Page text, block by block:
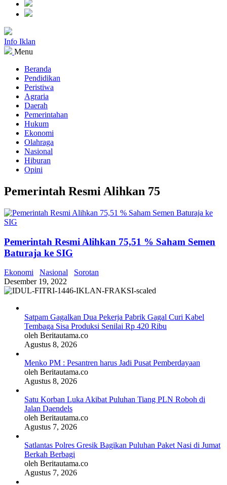
Info Iklan
Menu
Beranda
Pendidikan
Peristiwa
Agraria
Daerah
Pemerintahan
Hukum
Ekonomi
Olahraga
Nasional
Hiburan
Opini
Pemerintah Resmi Alihkan 75
Pemerintah Resmi Alihkan 75,51 % Saham Semen
Baturaja ke SIG
Ekonomi Nasional
Sorotan
Desember 19, 2022
Satpam Gagalkan Dua Pekerja Pabrik Gagal Curi Kabel
Tembaga Sisa Produksi Senilai Rp 420 Ribu
oleh Beritautama.co
Agustus 8, 2026
Menko PM : Pesantren harus Jadi Pusat Pemberdayaan
oleh Beritautama.co
Agustus 8, 2026
Satu Korban Luka Akibat Puluhan Tiang PLN Roboh di
Jalan Daendels
oleh Beritautama.co
Agustus 7, 2026
Satlantas Polres Gresik Bagikan Puluhan Paket Nasi di Jumat
Berkah Berbagi
oleh Beritautama.co
Agustus 7, 2026